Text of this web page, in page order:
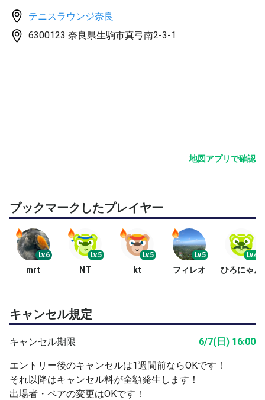
テニスラウンジ奈良
6300123 奈良県生駒市真弓南2-3-1
地図アプリで確認
ブックマークしたプレイヤー
Lv.6
mrt
Lv.5
NT
Lv.5
kt
Lv.5
フィレオ
Lv.4
ひろにゃん
キャンセル規定
キャンセル期限 6/7(日) 16:00
エントリー後のキャンセルは1週間前ならOKです！
それ以降はキャンセル料が全額発生します！
出場者・ペアの変更はOKです！